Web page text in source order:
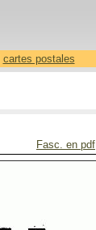
cartes postales
Fasc. en pdf